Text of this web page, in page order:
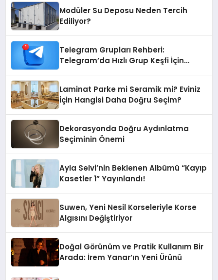
Modüler Su Deposu Neden Tercih
Ediliyor?
Telegram Grupları Rehberi:
Telegram’da Hızlı Grup Keşfi İçin
Laminat Parke mi Seramik mi? Eviniz
İçin Hangisi Daha Doğru Seçim?
Dekorasyonda Doğru Aydınlatma
Seçiminin Önemi
Ayla Selvi’nin Beklenen Albümü “Kayıp
Kasetler 1” Yayınlandı!
Suwen, Yeni Nesil Korseleriyle Korse
Algısını Değiştiriyor
Doğal Görünüm ve Pratik Kullanım Bir
Arada: İrem Yanar’ın Yeni Ürünü